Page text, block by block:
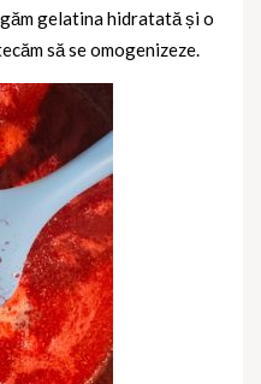
gelatina hidratată și o
să se omogenizeze.